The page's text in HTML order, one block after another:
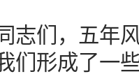
们，五年风
们形成了一